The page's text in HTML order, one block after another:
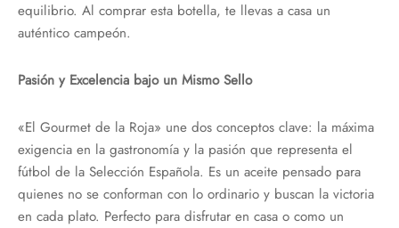
equilibrio. Al comprar esta botella, te llevas a casa un
auténtico campeón.
Pasión y Excelencia bajo un Mismo Sello
«El Gourmet de la Roja» une dos conceptos clave: la máxima
exigencia en la gastronomía y la pasión que representa el
fútbol de la Selección Española. Es un aceite pensado para
quienes no se conforman con lo ordinario y buscan la victoria
en cada plato. Perfecto para disfrutar en casa o como un